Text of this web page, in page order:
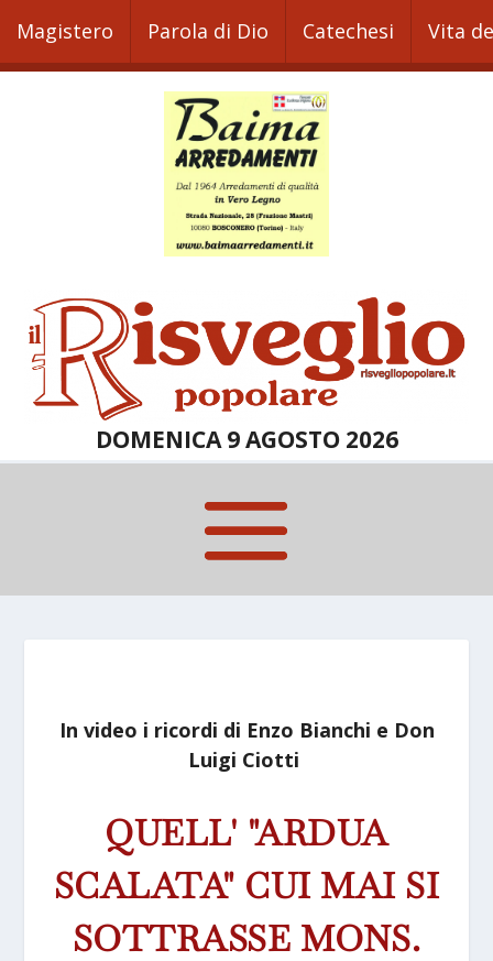
Magistero Parola di Dio Catechesi Vita
DOMENICA 9 AGOSTO 2026
In video i ricordi di Enzo Bianchi e Don
Luigi Ciotti
QUELL' "ARDUA
SCALATA" CUI MAI SI
SOTTRASSE MONS.